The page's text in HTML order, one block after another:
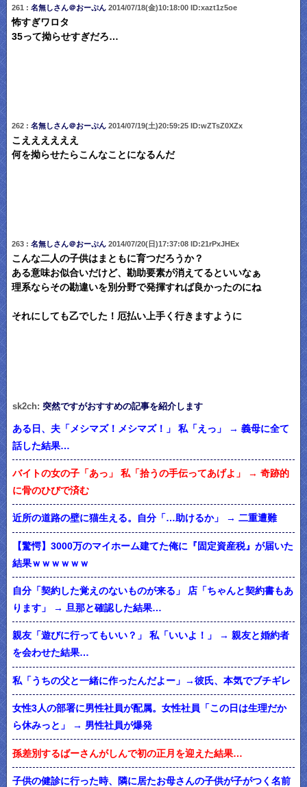
261 : 名無しさん＠おーぷん2014/07/18(金)10:18:00 ID:xazt1z5oe
怖すぎワロタ
35って拗らせすぎだろ…
262 : 名無しさん＠おーぷん2014/07/19(土)20:59:25 ID:wZTsZ0XZx
こええええええ
何を拗らせたらこんなことになるんだ
263 : 名無しさん＠おーぷん2014/07/20(日)17:37:08 ID:21rPxJHEx
こんな二人の子供はまともに育つだろうか？
ある意味お似合いだけど、勘助要素が消えてるといいなぁ
理系ならその勘違いを別分野で発揮すれば良かったのにね
それにしても乙でした！厄払い上手く行きますように
sk2ch: 突然ですがおすすめの記事を紹介します
ある日、夫「メシマズ！メシマズ！」 私「えっ」 → 義母に全て
話した結果…
バイトの女の子「あっ」 私「拾うの手伝ってあげよ」 → 奇跡的
に骨のひびで済む
近所の道路の壁に猫生える。自分「…助けるか」 → 二重遭難
【驚愕】3000万のマイホーム建てた俺に『固定資産税』が届いた
結果ｗｗｗｗｗｗ
自分「契約した覚えのないものが来る」 店「ちゃんと契約書もあ
ります」 → 旦那と確認した結果…
親友「遊びに行ってもいい？」 私「いいよ！」 → 親友と婚約者
を会わせた結果…
私「うちの父と一緒に作ったんだよー」→彼氏、本気でブチギレ
女性3人の部署に男性社員が配属。女性社員「この日は生理だか
ら休みっと」 → 男性社員が爆発
孫差別するばーさんがしんで初の正月を迎えた結果…
子供の健診に行った時、隣に居たお母さんの子供が子がつく名前